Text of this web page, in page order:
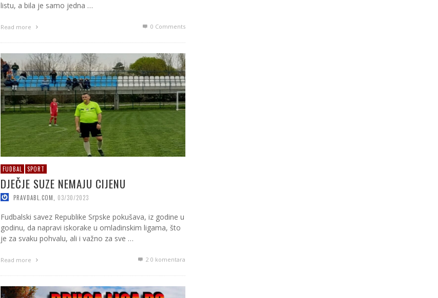
listu, a bila je samo jedna …
Read more 0 Comments
FUDBAL SPORT
DJEČJE SUZE NEMAJU CIJENU
PRAVDABL.COM 03/30/2023
Fudbalski savez Republike Srpske pokušava, iz godine u
godinu, da napravi iskorake u omladinskim ligama, što
je za svaku pohvalu, ali i važno za sve …
Read more 2 0 komentara